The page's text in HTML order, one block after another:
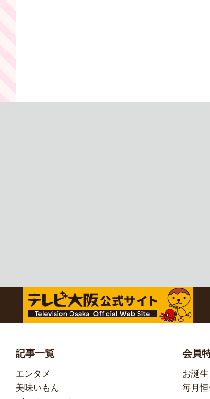
記事一覧
エンタメ
美味いもん
会員
お誕
毎月恒